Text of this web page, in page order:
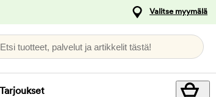
Valitse myymälä
Etsi tuotteet, palvelut ja artikkelit tästä!
Tarjoukset